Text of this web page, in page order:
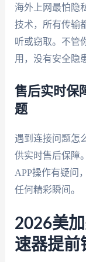
海外上网最怕隐
技术，所有传输
听或窃取。不管
用，没有安全隐
售后实时保
题
遇到连接问题怎
供实时售后保障
APP操作有疑问
任何精彩瞬间。
2026美
速器提前